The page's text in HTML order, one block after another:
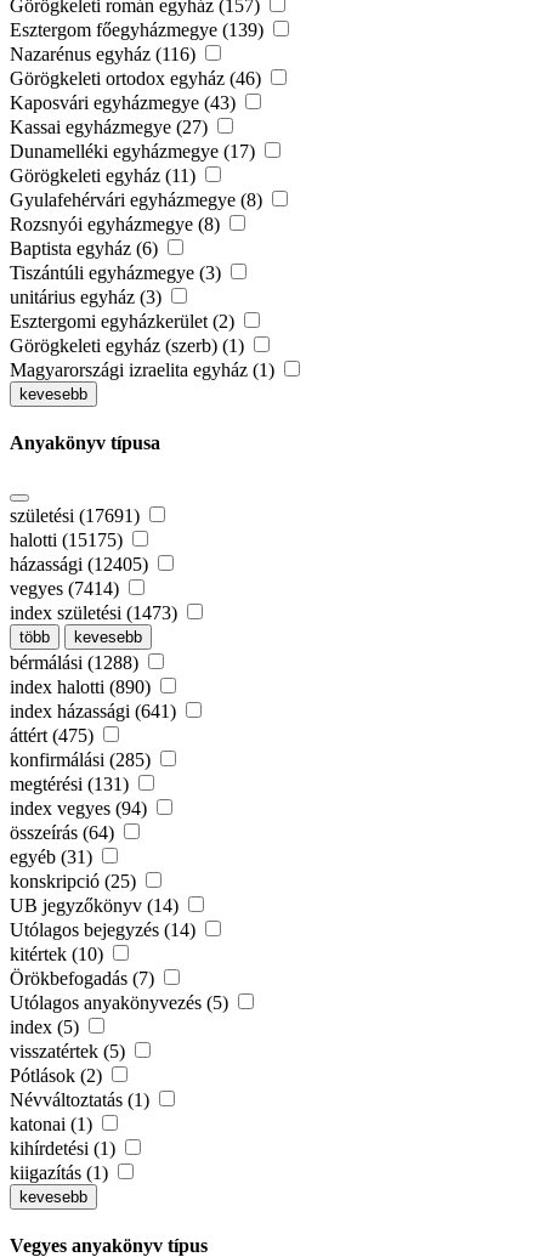
Görögkeleti román egyház (157)
Esztergom főegyházmegye (139)
Nazarénus egyház (116)
Görögkeleti ortodox egyház (46)
Kaposvári egyházmegye (43)
Kassai egyházmegye (27)
Dunamelléki egyházmegye (17)
Görögkeleti egyház (11)
Gyulafehérvári egyházmegye (8)
Rozsnyói egyházmegye (8)
Baptista egyház (6)
Tiszántúli egyházmegye (3)
unitárius egyház (3)
Esztergomi egyházkerület (2)
Görögkeleti egyház (szerb) (1)
Magyarországi izraelita egyház (1)
kevesebb
Anyakönyv típusa
születési (17691)
halotti (15175)
házassági (12405)
vegyes (7414)
index születési (1473)
több kevesebb
bérmálási (1288)
index halotti (890)
index házassági (641)
áttért (475)
konfirmálási (285)
megtérési (131)
index vegyes (94)
összeírás (64)
egyéb (31)
konskripció (25)
UB jegyzőkönyv (14)
Utólagos bejegyzés (14)
kitértek (10)
Örökbefogadás (7)
Utólagos anyakönyvezés (5)
index (5)
visszatértek (5)
Pótlások (2)
Névváltoztatás (1)
katonai (1)
kihírdetési (1)
kiigazítás (1)
kevesebb
Vegyes anyakönyv típus